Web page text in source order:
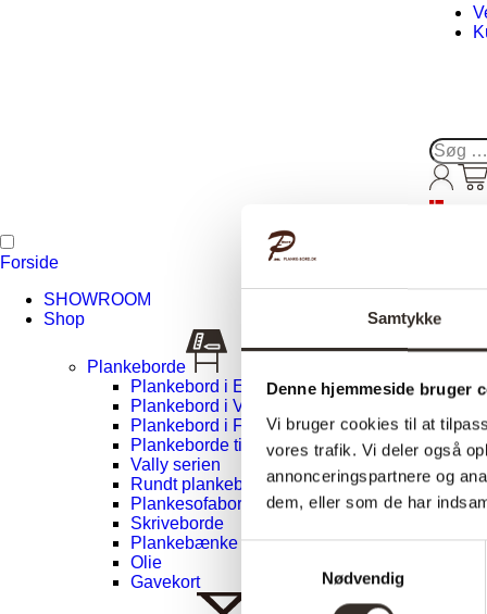
Samtykke
Denne hjemmeside bruger
Vi bruger cookies til at
vores trafik. Vi deler også
annonceringspartnere og
dem, eller som de har
Nødvendig
Søg
efter:
Forside
SHOWROOM
Shop
Plankeborde
Plankebord i Eg
Plankebord i Valnød
Plankebord i Fyr
Plankeborde til salg
Vally serien
Rundt plankebord
Plankesofaborde
Skriveborde
Plankebænke
Olie
Gavekort